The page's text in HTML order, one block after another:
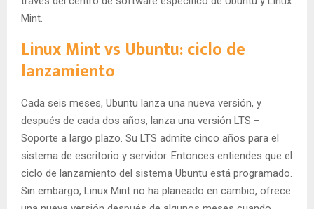
Mint.
Linux Mint vs Ubuntu: ciclo de
lanzamiento
Cada seis meses, Ubuntu lanza una nueva versión, y
después de cada dos años, lanza una versión LTS –
Soporte a largo plazo. Su LTS admite cinco años para el
sistema de escritorio y servidor. Entonces entiendes que el
ciclo de lanzamiento del sistema Ubuntu está programado.
Sin embargo, Linux Mint no ha planeado en cambio, ofrece